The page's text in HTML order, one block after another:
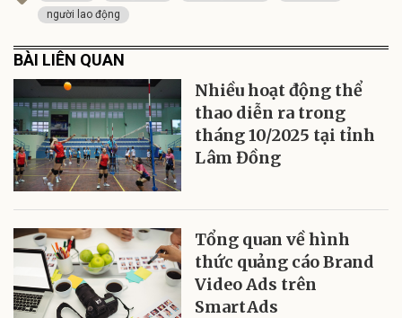
người lao động
BÀI LIÊN QUAN
Nhiều hoạt động thể
thao diễn ra trong
tháng 10/2025 tại tỉnh
Lâm Đồng
Tổng quan về hình
thức quảng cáo Brand
Video Ads trên
SmartAds